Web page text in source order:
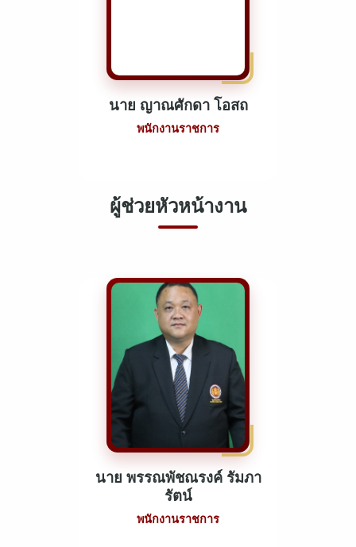
นาย ญาณศักดา โอสถ
พนักงานราชการ
ผู้ช่วยหัวหน้างาน
นาย พรรณพัชณรงค์ รัมภา
รัตน์
พนักงานราชการ